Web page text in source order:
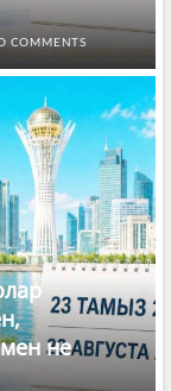
COMMENTS
не